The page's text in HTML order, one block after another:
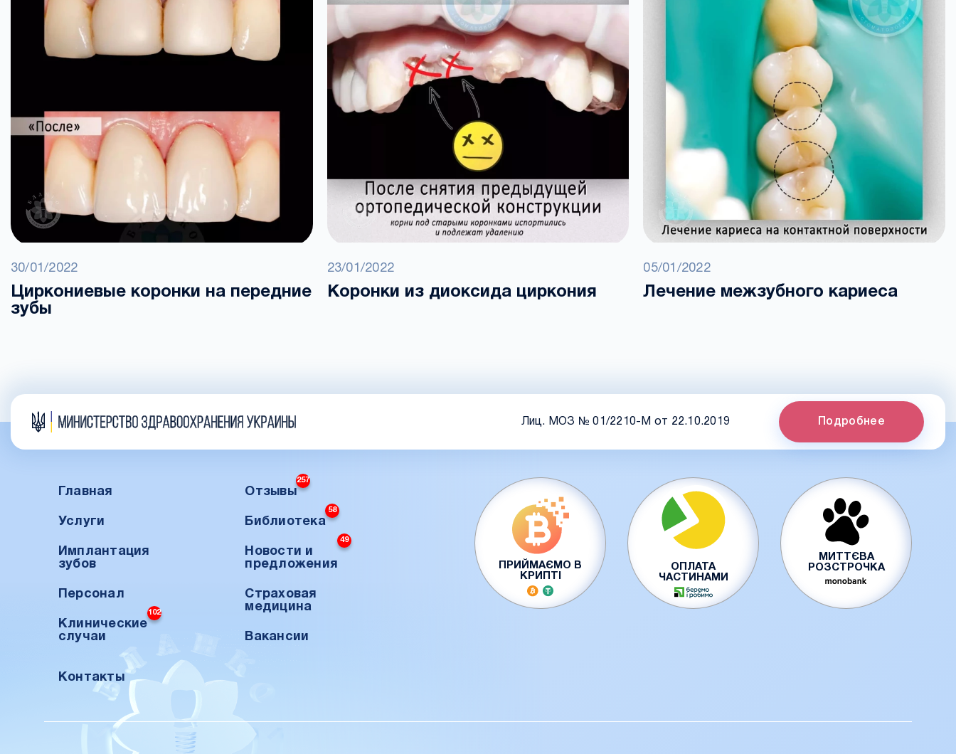
30/01/2022
Циркониевые коронки на передние
зубы
23/01/2022
Коронки из диоксида циркония
05/01/2022
Лечение межзубного кариеса
Лиц. МОЗ № 01/2210-М от 22.10.2019 Подробнее
Главная
Услуги
Имплантация
зубов
Персонал
Клинические
случаи
102
Отзывы
257
Библиотека
58
Новости и
предложения
49
Страховая
медицина
Вакансии
Контакты
ПРИЙМАЄМО В
КРИПТІ
ОПЛАТА
ЧАСТИНАМИ
МИТТЄВА
РОЗСТРОЧКА